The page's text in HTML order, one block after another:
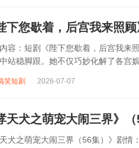
下您歇着，后宫我来照
容：短剧《陛下您歇着，后宫我来
站稳脚跟。她不仅巧妙化解了各宫
笑短剧 2026-07-07
天犬之萌宠大闹三界》
天犬之萌宠大闹三界（56集）》剧